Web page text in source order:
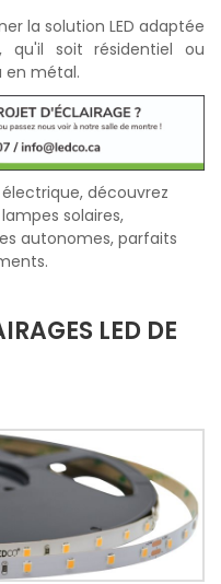
la solution LED adaptée
qu'il soit résidentiel ou
en métal.
découvrez
lampes solaires,
autonomes, parfaits
LED DE